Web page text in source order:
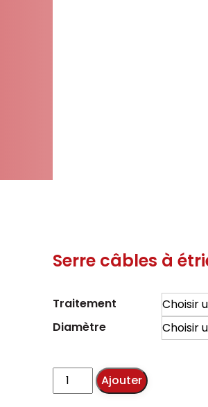
Serre câbles à
Traitement
Diamètre
quantité
de
Ajouter